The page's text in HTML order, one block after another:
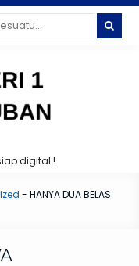
!
- HANYA DUA BELAS